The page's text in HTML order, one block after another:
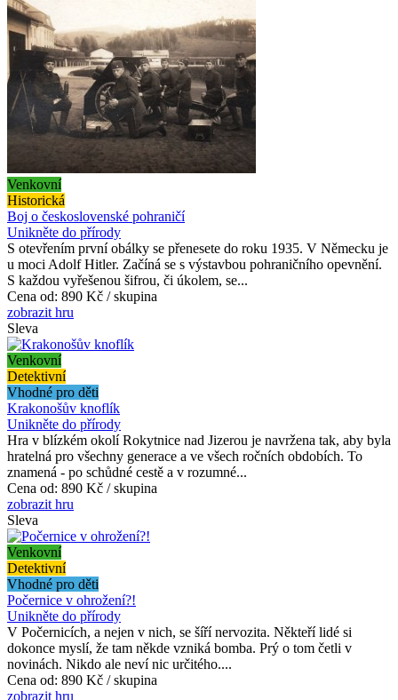
Venkovní
Historická
Boj o československé pohraničí
Unikněte do přírody
S otevřením první obálky se přenesete do roku 1935. V Německu je
u moci Adolf Hitler. Začíná se s výstavbou pohraničního opevnění.
S každou vyřešenou šifrou, či úkolem, se...
Cena od: 890 Kč / skupina
zobrazit hru
Sleva
Venkovní
Detektivní
Vhodné pro děti
Krakonošův knoflík
Unikněte do přírody
Hra v blízkém okolí Rokytnice nad Jizerou je navržena tak, aby byla
hratelná pro všechny generace a ve všech ročních obdobích. To
znamená - po schůdné cestě a v rozumné...
Cena od: 890 Kč / skupina
zobrazit hru
Sleva
Venkovní
Detektivní
Vhodné pro děti
Počernice v ohrožení?!
Unikněte do přírody
V Počernicích, a nejen v nich, se šíří nervozita. Někteří lidé si
dokonce myslí, že tam někde vzniká bomba. Prý o tom četli v
novinách. Nikdo ale neví nic určitého....
Cena od: 890 Kč / skupina
zobrazit hru